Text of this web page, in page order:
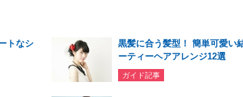
トなシ
黒髪に合う髪型！ 簡単可愛い
ーティーヘアアレンジ12選
ガイド記事